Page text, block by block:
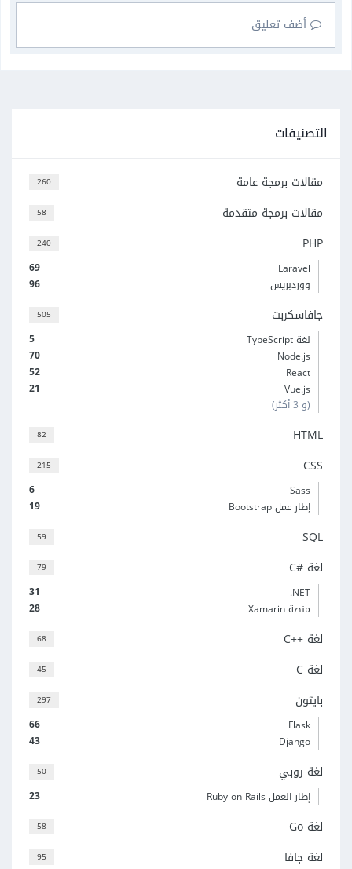
أضف تعليق
التصنيفات
260 مقالات برمجة عامة
58 مقالات برمجة متقدمة
240 PHP
69
Laravel
96
ووردبريس
505 جافاسكربت
5
لغة TypeScript
70
Node.js
52
React
21
Vue.js
(و 3 أكثر)
82 HTML
215 CSS
6
Sass
19
إطار عمل Bootstrap
59 SQL
79 لغة C#‎
31
‎.NET
28
منصة Xamarin
68 لغة C++‎
45 لغة C
297 بايثون
66
Flask
43
Django
50 لغة روبي
23 إطار العمل Ruby on Rails
58 لغة Go
95 لغة جافا